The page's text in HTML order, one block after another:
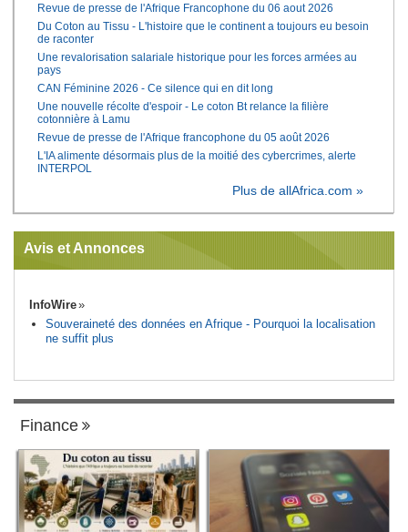
Revue de presse de l'Afrique Francophone du 06 aout 2026
Du Coton au Tissu - L'histoire que le continent a toujours eu besoin
de raconter
Une revalorisation salariale historique pour les forces armées au
pays
CAN Féminine 2026 - Ce silence qui en dit long
Une nouvelle récolte d'espoir - Le coton Bt relance la filière
cotonnière à Lamu
Revue de presse de l'Afrique francophone du 05 août 2026
L'IA alimente désormais plus de la moitié des cybercrimes, alerte
INTERPOL
Plus de allAfrica.com »
Avis et Annonces
InfoWire
Souveraineté des données en Afrique - Pourquoi la localisation
ne suffit plus
Finance